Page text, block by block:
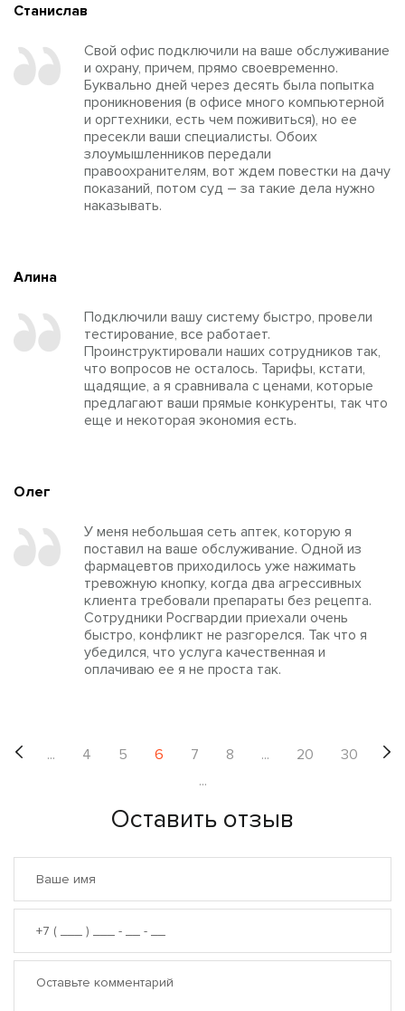
Станислав
Свой офис подключили на ваше обслуживание
и охрану, причем, прямо своевременно.
Буквально дней через десять была попытка
проникновения (в офисе много компьютерной
и оргтехники, есть чем поживиться), но ее
пресекли ваши специалисты. Обоих
злоумышленников передали
правоохранителям, вот ждем повестки на дачу
показаний, потом суд – за такие дела нужно
наказывать.
Алина
Подключили вашу систему быстро, провели
тестирование, все работает.
Проинструктировали наших сотрудников так,
что вопросов не осталось. Тарифы, кстати,
щадящие, а я сравнивала с ценами, которые
предлагают ваши прямые конкуренты, так что
еще и некоторая экономия есть.
Олег
У меня небольшая сеть аптек, которую я
поставил на ваше обслуживание. Одной из
фармацевтов приходилось уже нажимать
тревожную кнопку, когда два агрессивных
клиента требовали препараты без рецепта.
Сотрудники Росгвардии приехали очень
быстро, конфликт не разгорелся. Так что я
убедился, что услуга качественная и
оплачиваю ее я не проста так.
... 4 5 6 7 8 ... 20
30
...
Оставить отзыв